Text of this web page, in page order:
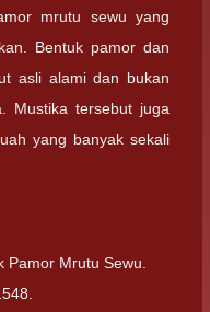
mrutu sewu yang
Bentuk pamor dan
asli alami dan bukan
Mustika tersebut juga
yang banyak sekali
Pamor Mrutu Sewu.